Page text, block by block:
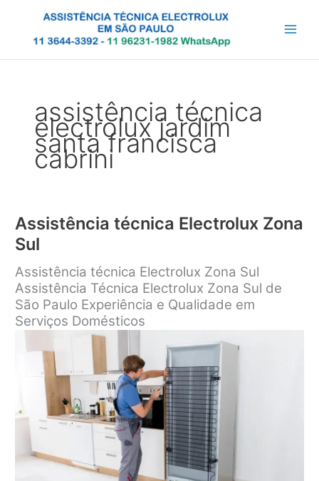
assistência técnica
electrolux jardim
santa francisca
cabrini
Assistência técnica Electrolux Zona
Sul
Assistência técnica Electrolux Zona Sul
Assistência Técnica Electrolux Zona Sul de
São Paulo Experiência e Qualidade em
Serviços Domésticos